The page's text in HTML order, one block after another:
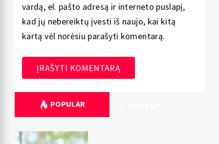
vardą, el. pašto adresą ir interneto puslapį,
kad jų nebereiktų įvesti iš naujo, kai kitą
kartą vėl norėsiu parašyti komentarą.
POPULAR